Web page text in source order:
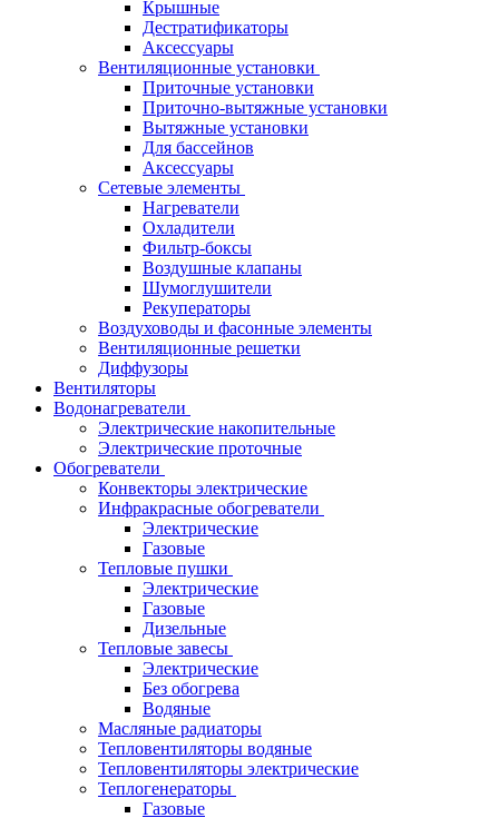
Крышные
Дестратификаторы
Аксессуары
Вентиляционные установки
Приточные установки
Приточно-вытяжные установки
Вытяжные установки
Для бассейнов
Аксессуары
Сетевые элементы
Нагреватели
Охладители
Фильтр-боксы
Воздушные клапаны
Шумоглушители
Рекуператоры
Воздуховоды и фасонные элементы
Вентиляционные решетки
Диффузоры
Вентиляторы
Водонагреватели
Электрические накопительные
Электрические проточные
Обогреватели
Конвекторы электрические
Инфракрасные обогреватели
Электрические
Газовые
Тепловые пушки
Электрические
Газовые
Дизельные
Тепловые завесы
Электрические
Без обогрева
Водяные
Масляные радиаторы
Тепловентиляторы водяные
Тепловентиляторы электрические
Теплогенераторы
Газовые